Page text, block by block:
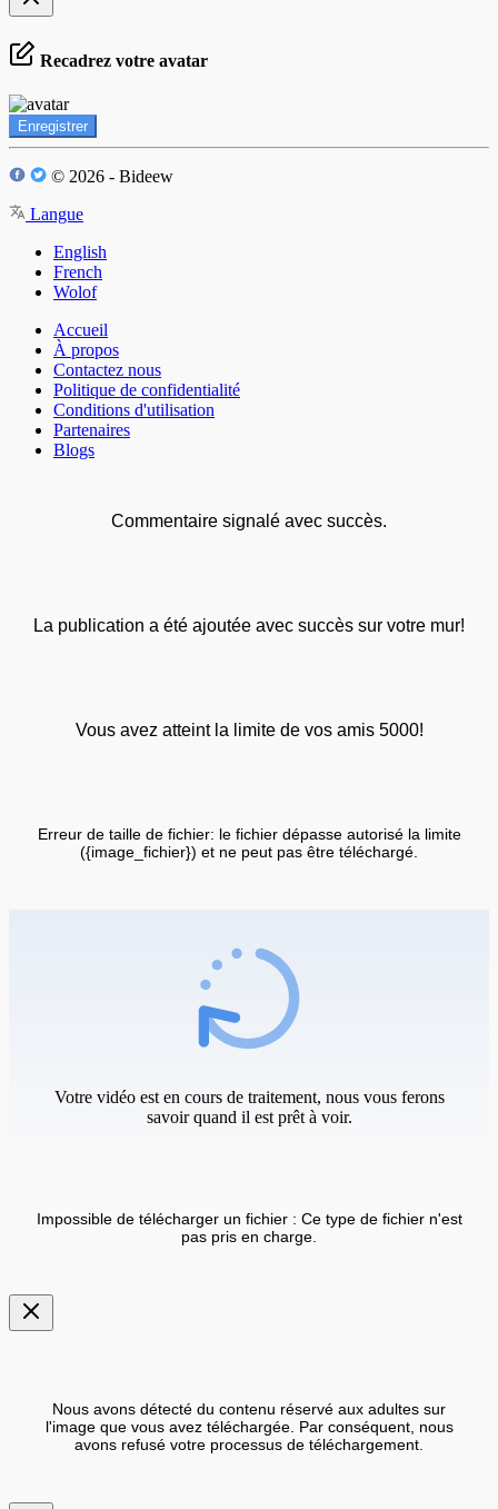
Recadrez votre avatar
Enregistrer
© 2026 - Bideew
Langue
English
French
Wolof
Accueil
À propos
Contactez nous
Politique de confidentialité
Conditions d'utilisation
Partenaires
Blogs
Commentaire signalé avec succès.
La publication a été ajoutée avec succès sur votre mur!
Vous avez atteint la limite de vos amis 5000!
Erreur de taille de fichier: le fichier dépasse autorisé la limite
({image_fichier}) et ne peut pas être téléchargé.
Votre vidéo est en cours de traitement, nous vous ferons
savoir quand il est prêt à voir.
Impossible de télécharger un fichier : Ce type de fichier n'est
pas pris en charge.
Nous avons détecté du contenu réservé aux adultes sur
l'image que vous avez téléchargée. Par conséquent, nous
avons refusé votre processus de téléchargement.